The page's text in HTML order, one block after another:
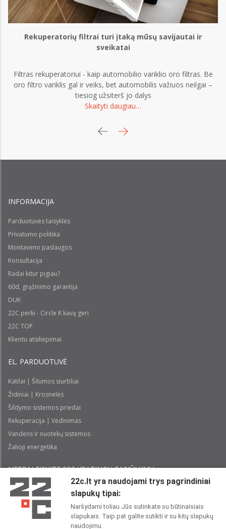
Rekuperatorių filtrai turi įtaką mūsų savijautai ir
sveikatai
Filtras rekuperatoriui - kaip automobilio variklio oro filtras. Be
oro filtro variklis gal ir veiks, bet automobilis važiuos neilgai –
tiesiog užsiterš jo dalys
Skaityti daugiau…
INFORMACIJA
Parduotuvės taisyklės
Privatumo politika
Montavimo paslaugos
Konsultacija
Radai kitur pigiau?
60d. grąžinimo garantija
DUK
22C perki - Circle K kavą geri
22C TOP
Klientu atsiliepimai
EL. PARDUOTUVĖ
Katilai | Šilumos siurbliai
Židiniai | Krosnelės
Šildymo sistemos priedai
Rekuperacija | Vėdinimas
Vandens ir nuotekų sistemos
Žalioji energetika
NEPRALEISKITE 22С YPATINGŲ PASIŪLYMŲ:
Perskaičiau ir sutinku su 22CPrivatumo politika
22c.lt yra naudojami trys pagrindiniai
slapukų tipai:
Naršydami toliau Jūs sutinkate su būtinaisiais
slapukais. Taip pat galite sutikti ir su kitų slapukų
naudojimu.